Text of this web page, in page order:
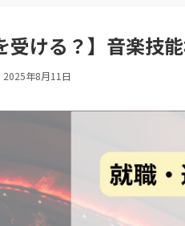
受ける？】音楽技
2025年8月11日